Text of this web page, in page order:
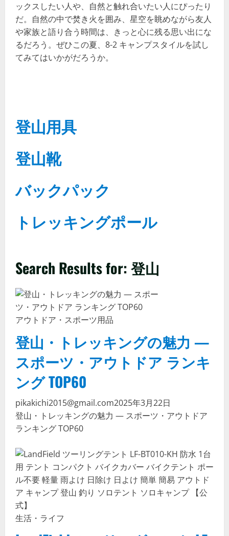
ックスしたい人や、自然と触れ合いたい人にぴったり
だ。自然の中で焚き火を囲み、星空を眺めながら友人
や家族と語り合う時間は、きっと心に残る思い出にな
るだろう。ぜひこの夏、8-2 キャンプスタイルを試し
てみてはいかがだろうか。
登山用具
登山靴
バックパック
トレッキングポール
Search Results for: 登山
アウトドア・スポーツ用品
登山・トレッキングの魅力 —
スポーツ・アウトドア ランキ
ング TOP60
pikakichi2015@gmail.com2025年3月22日
登山・トレッキングの魅力 — スポーツ・アウトドア
ランキング TOP60
生活・ライフ